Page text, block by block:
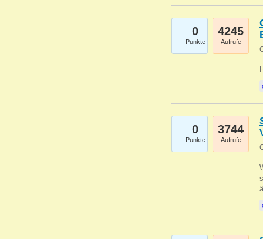
0
Punkte
4245
Aufrufe
0
Punkte
3744
Aufrufe